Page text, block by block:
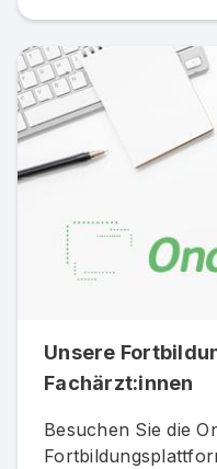
Unsere
Fachärzt:innen
Besuchen Sie die